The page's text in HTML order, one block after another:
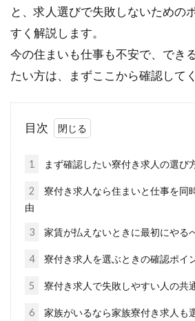
と、求人選びで失敗しないための
すく解説します。
今の住まいも仕事も不安で、でき
たい方は、まずここから確認して
目次
1 まず確認したい寮付き求人の選び
2
寮付き求人なら住まいと仕事を同
由
3 家賃が払えないときに最初にやる
4 寮付き求人を選ぶときの確認ポイ
5 寮付き求人で失敗しやすい人の共
6 家族がいるなら家族寮付き求人も